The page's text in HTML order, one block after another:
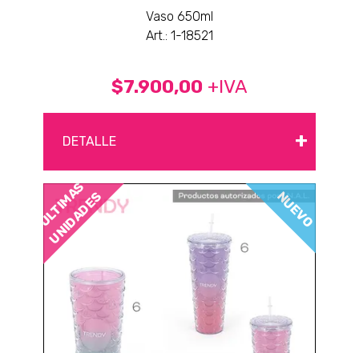
Vaso 650ml
Art.: 1-18521
$7.900,00 +IVA
DETALLE +
ÚLTIMAS
UNIDADES NUEVO